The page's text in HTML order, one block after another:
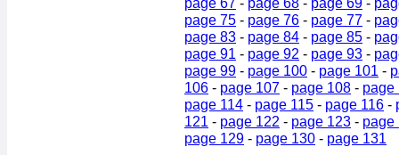
page 75 - page 76 - page 77 -
page 83 - page 84 - page 85 -
page 91 - page 92 - page 93 -
page 99 - page 100 - page 101 -
106 - page 107 - page 108 - page
page 114 - page 115 - page 116 -
121 - page 122 - page 123 - page
page 129 - page 130 - page 131